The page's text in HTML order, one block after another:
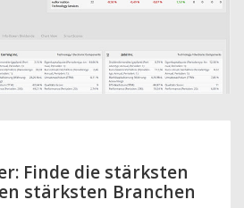
Finde die stärksten
stärksten Branchen